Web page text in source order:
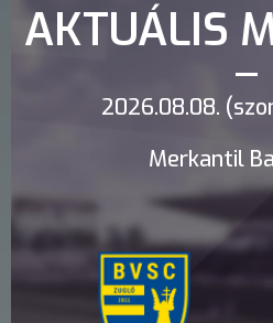
AKTUÁLIS
2026.08.08.
Merkantil